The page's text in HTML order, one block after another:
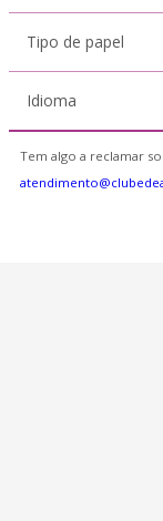
Tipo de papel
Idioma
Tem algo a reclamar